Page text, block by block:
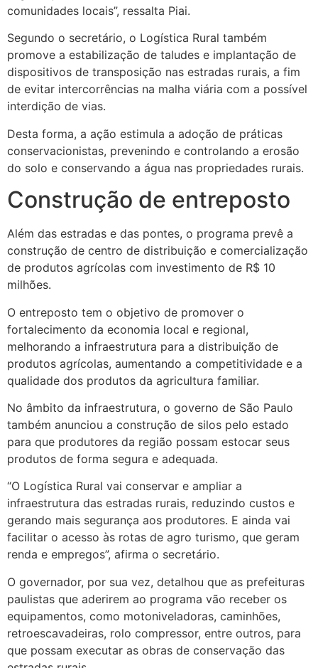
comunidades locais”, ressalta Piai.
Segundo o secretário, o Logística Rural também
promove a estabilização de taludes e implantação de
dispositivos de transposição nas estradas rurais, a fim
de evitar intercorrências na malha viária com a possível
interdição de vias.
Desta forma, a ação estimula a adoção de práticas
conservacionistas, prevenindo e controlando a erosão
do solo e conservando a água nas propriedades rurais.
Construção de entreposto
Além das estradas e das pontes, o programa prevê a
construção de centro de distribuição e comercialização
de produtos agrícolas com investimento de R$ 10
milhões.
O entreposto tem o objetivo de promover o
fortalecimento da economia local e regional,
melhorando a infraestrutura para a distribuição de
produtos agrícolas, aumentando a competitividade e a
qualidade dos produtos da agricultura familiar.
No âmbito da infraestrutura, o governo de São Paulo
também anunciou a construção de silos pelo estado
para que produtores da região possam estocar seus
produtos de forma segura e adequada.
“O Logística Rural vai conservar e ampliar a
infraestrutura das estradas rurais, reduzindo custos e
gerando mais segurança aos produtores. E ainda vai
facilitar o acesso às rotas de agro turismo, que geram
renda e empregos”, afirma o secretário.
O governador, por sua vez, detalhou que as prefeituras
paulistas que aderirem ao programa vão receber os
equipamentos, como motoniveladoras, caminhões,
retroescavadeiras, rolo compressor, entre outros, para
que possam executar as obras de conservação das